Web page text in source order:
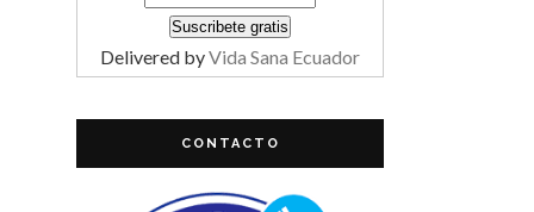
Delivered byVida Sana Ecuador
CONTACTO